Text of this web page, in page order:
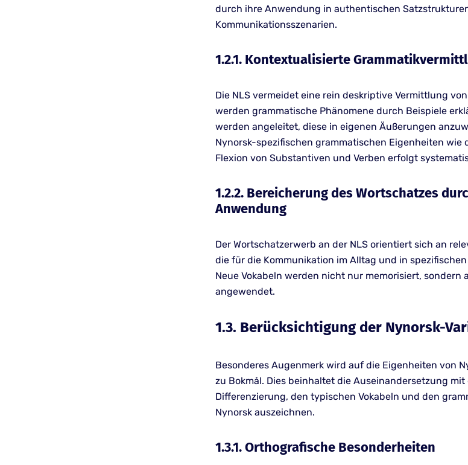
durch ihre Anwendung in authentischen
Kommunikationsszenarien.
1.2.1. Kontextualisierte
Die NLS vermeidet eine rein deskriptive Vermittlung
werden grammatische Phänomene durch Beispiele
werden angeleitet, diese in eigenen Äußerungen
Nynorsk-spezifischen grammatischen Eigenheiten wie
Flexion von Substantiven und Verben erfolgt
1.2.2. Bereicherung des Wortschatzes
Anwendung
Der Wortschatzerwerb an der NLS orientiert sich an
die für die Kommunikation im Alltag und in
Neue Vokabeln werden nicht nur memorisiert, sondern
angewendet.
1.3. Berücksichtigung der Nynorsk-
Besonderes Augenmerk wird auf die Eigenheiten von
zu Bokmål. Dies beinhaltet die Auseinandersetzung
Differenzierung, den typischen Vokabeln und den
Nynorsk auszeichnen.
1.3.1. Orthografische Besonderheiten